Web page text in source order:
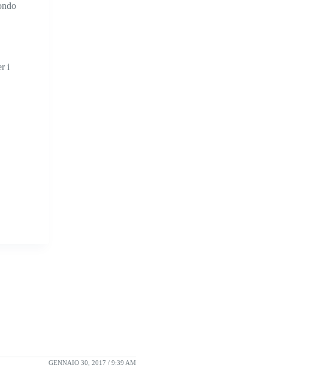
i
GENNAIO 30, 2017 / 9:39 AM